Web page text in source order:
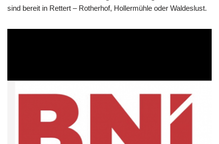
sind bereit in Rettert – Rotherhof, Hollermühle oder Waldeslust.